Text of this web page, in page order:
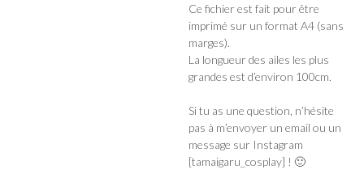
Ce fichier est fait pour être
imprimé sur un format A4 (sans
marges).
La longueur des ailes les plus
grandes est d’environ 100cm.
Si tu as une question, n’hésite
pas à m’envoyer un email ou un
message sur Instagram
[tamaigaru_cosplay] ! 🙂